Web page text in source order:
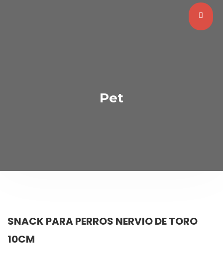
Pet
SNACK PARA PERROS NERVIO DE TORO
10CM